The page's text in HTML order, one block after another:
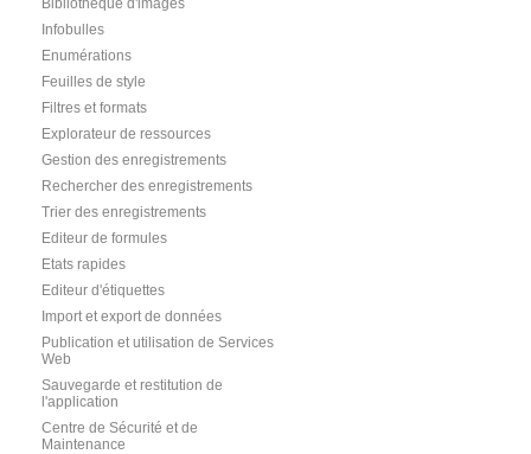
Bibliothèque d'images
Infobulles
Enumérations
Feuilles de style
Filtres et formats
Explorateur de ressources
Gestion des enregistrements
Rechercher des enregistrements
Trier des enregistrements
Editeur de formules
Etats rapides
Editeur d'étiquettes
Import et export de données
Publication et utilisation de Services
Web
Sauvegarde et restitution de
l'application
Centre de Sécurité et de
Maintenance